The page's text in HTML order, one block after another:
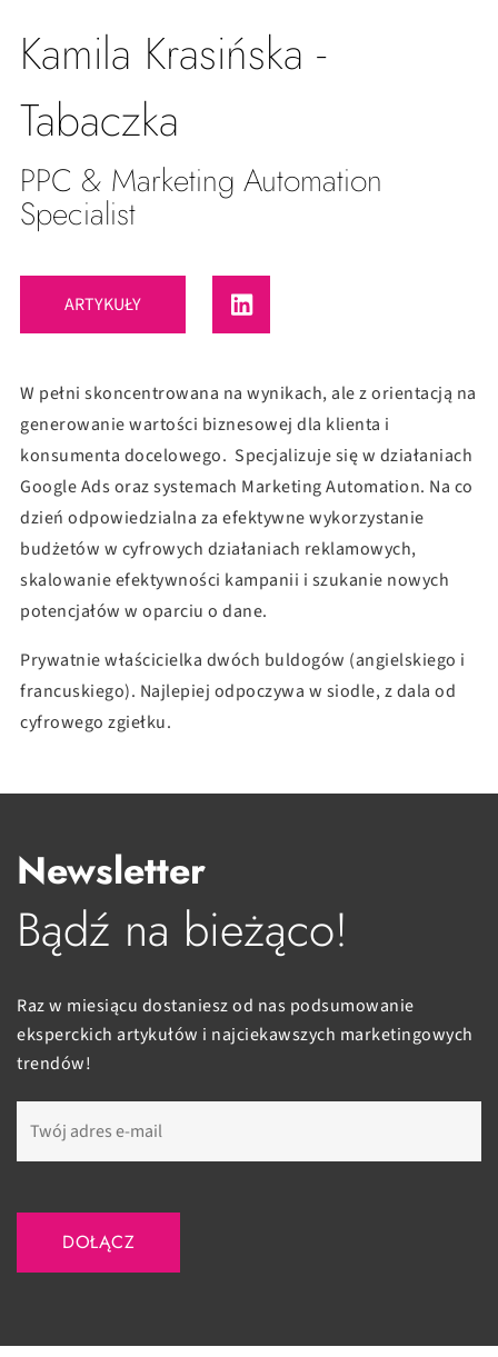
Kamila Krasińska -
Tabaczka
PPC & Marketing Automation
Specialist
ARTYKUŁY
W pełni skoncentrowana na wynikach, ale z orientacją na
generowanie wartości biznesowej dla klienta i
konsumenta docelowego. Specjalizuje się w działaniach
Google Ads oraz systemach Marketing Automation. Na co
dzień odpowiedzialna za efektywne wykorzystanie
budżetów w cyfrowych działaniach reklamowych,
skalowanie efektywności kampanii i szukanie nowych
potencjałów w oparciu o dane.
Prywatnie właścicielka dwóch buldogów (angielskiego i
francuskiego). Najlepiej odpoczywa w siodle, z dala od
cyfrowego zgiełku.
Newsletter
Bądź na bieżąco!
Raz w miesiącu dostaniesz od nas podsumowanie
eksperckich artykułów i najciekawszych marketingowych
trendów!